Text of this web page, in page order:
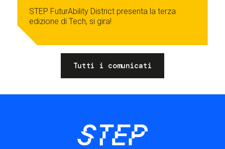
STEP FuturAbility District presenta la terza
edizione di Tech, si gira!
Tutti i comunicati